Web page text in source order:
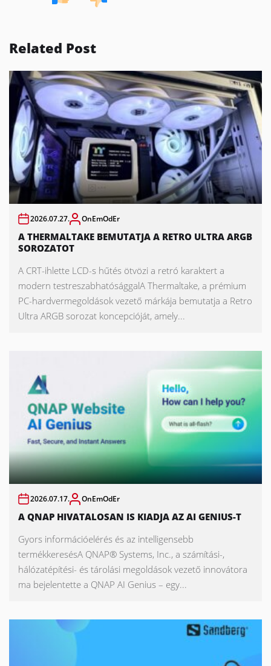
Related Post
2026.07.27. OnEmOdEr
A THERMALTAKE BEMUTATJA A RETRO ULTRA ARGB
SOROZATOT
A CRT-ihlette LCD-s hűtés ötvözi a retró karaktert a
modern testreszabhatósággalA Thermaltake, a prémium
PC-hardvermegoldások vezető márkája bemutatja a Retro
Ultra ARGB sorozat koncepcióját, amely...
2026.07.17. OnEmOdEr
A QNAP HIVATALOSAN IS KIADJA AZ AI GENIUS-T
Gyors információelérés és az intelligensebb
termékkeresésA QNAP® Systems, Inc., a számítási-,
hálózatépítési- és tárolási megoldások vezető innovátora
ma bejelentette a QNAP AI Genius – egy...